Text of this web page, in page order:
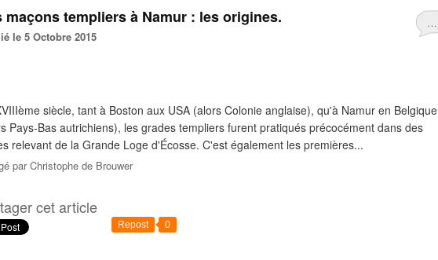
…
maçons templiers à Namur : les origines.
le 5 Octobre 2015
siècle, tant à Boston aux USA (alors Colonie anglaise), qu'à Namur en Belgique
Pays-Bas autrichiens), les grades templiers furent pratiqués précocément dans des
relevant de la Grande Loge d'Écosse. C'est également les premières...
parChristophe de Brouwer
cet article
Repost 0